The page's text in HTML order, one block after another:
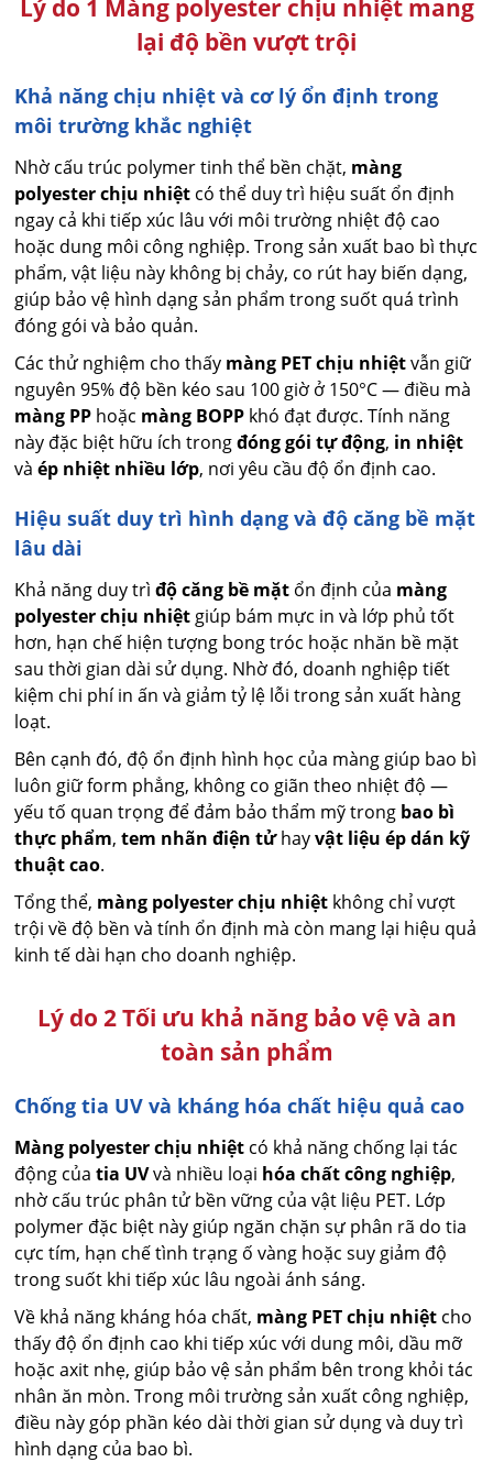
Lý do 1 Màng polyester chịu nhiệt mang
lại độ bền vượt trội
Khả năng chịu nhiệt và cơ lý ổn định trong
môi trường khắc nghiệt
Nhờ cấu trúc polymer tinh thể bền chặt, màng
polyester chịu nhiệt có thể duy trì hiệu suất ổn định
ngay cả khi tiếp xúc lâu với môi trường nhiệt độ cao
hoặc dung môi công nghiệp. Trong sản xuất bao bì thực
phẩm, vật liệu này không bị chảy, co rút hay biến dạng,
giúp bảo vệ hình dạng sản phẩm trong suốt quá trình
đóng gói và bảo quản.
Các thử nghiệm cho thấy màng PET chịu nhiệtvẫn giữ
nguyên 95% độ bền kéo sau 100 giờ ở 150°C — điều mà
màng PP hoặc màng BOPP khó đạt được. Tính năng
này đặc biệt hữu ích trongđóng gói tự động, in nhiệt
vàép nhiệt nhiều lớp, nơi yêu cầu độ ổn định cao.
Hiệu suất duy trì hình dạng và độ căng bề mặt
lâu dài
Khả năng duy trìđộ căng bề mặt ổn định của màng
polyester chịu nhiệt giúp bám mực in và lớp phủ tốt
hơn, hạn chế hiện tượng bong tróc hoặc nhăn bề mặt
sau thời gian dài sử dụng. Nhờ đó, doanh nghiệp tiết
kiệm chi phí in ấn và giảm tỷ lệ lỗi trong sản xuất hàng
loạt.
Bên cạnh đó, độ ổn định hình học của màng giúp bao bì
luôn giữ form phẳng, không co giãn theo nhiệt độ —
yếu tố quan trọng để đảm bảo thẩm mỹ trong bao bì
thực phẩm,tem nhãn điện tửhayvật liệu ép dán kỹ
thuật cao.
Tổng thể, màng polyester chịu nhiệt không chỉ vượt
trội về độ bền và tính ổn định mà còn mang lại hiệu quả
kinh tế dài hạn cho doanh nghiệp.
Lý do 2 Tối ưu khả năng bảo vệ và an
toàn sản phẩm
Chống tia UV và kháng hóa chất hiệu quả cao
Màng polyester chịu nhiệt có khả năng chống lại tác
động củatia UVvà nhiều loại hóa chất công nghiệp,
nhờ cấu trúc phân tử bền vững của vật liệu PET. Lớp
polymer đặc biệt này giúp ngăn chặn sự phân rã do tia
cực tím, hạn chế tình trạng ố vàng hoặc suy giảm độ
trong suốt khi tiếp xúc lâu ngoài ánh sáng.
Về khả năng kháng hóa chất, màng PET chịu nhiệt cho
thấy độ ổn định cao khi tiếp xúc với dung môi, dầu mỡ
hoặc axit nhẹ, giúp bảo vệ sản phẩm bên trong khỏi tác
nhân ăn mòn. Trong môi trường sản xuất công nghiệp,
điều này góp phần kéo dài thời gian sử dụng và duy trì
hình dạng của bao bì.